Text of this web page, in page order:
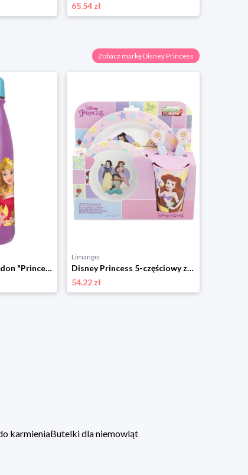
65.54 zł
Zobacz markę Disney Princess
Disney Princess Bidon "Princess" w kolorze fioletowym - 600 ml rozmiar: onesize
Limango
Disney Princess 5-częściowy zestaw "Princess" w kolorze jasnoróżowym rozmiar: onesize
54.22 zł
karmieniaButelki dla niemowląt